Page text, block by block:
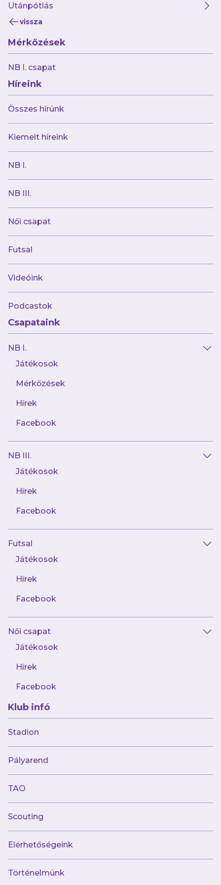
Utánpótlás
vissza
Mérkőzések
NB I. csapat
Híreink
Összes hírünk
Kiemelt híreink
NB I.
NB III.
Női csapat
Futsal
Videóink
Podcastok
Csapataink
NB I.
Játékosok
Mérkőzések
Hírek
Facebook
NB III.
Játékosok
Hírek
Facebook
Futsal
Játékosok
Hírek
Facebook
Női csapat
Játékosok
Hírek
Facebook
Klub infó
Stadion
Pályarend
TAO
Scouting
Elérhetőségeink
Történelmünk
A remekül rajtoló Kisvárdához látogatunk
augusztus 5.
erősségünk!
Kisvárda Master
Helyszín
Várkerti Stadion
2026.08.08. Szombat
17:30
Sorozat
OTP Bank Liga, 3. forduló
Várunk a Hivatalos Shopban!
Szurkolj velünk élőben és kövess minket
online!